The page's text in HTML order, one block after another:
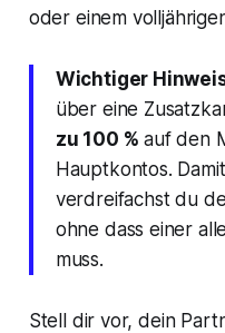
oder einem
Wichtiger
über eine
zu 100 % auf den
Hauptkontos.
verdreifachst du
ohne dass einer
muss.
Stell dir vor, dein